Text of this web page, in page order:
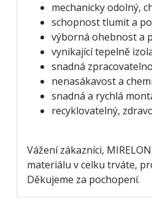
mechanicky odolný,
schopnost tlumit a
výborná ohebnost a
vynikající tepelně
snadná
nenasákavost a
snadná a rychlá
recyklovatelný,
Vážení zákazníci,
materiálu v celku trváte,
Děkujeme za pochopení.